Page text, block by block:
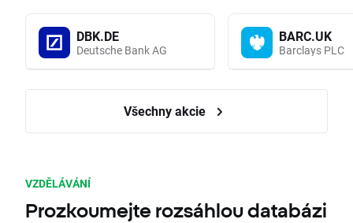
DBK.DE
Deutsche Bank AG
BARC.UK
Barclays PLC
Všechny akcie
VZDĚLÁVÁNÍ
Prozkoumejte rozsáhlou databázi